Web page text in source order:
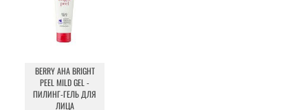
BERRY AHA BRIGHT
PEEL MILD GEL -
ПИЛИНГ-ГЕЛЬ ДЛЯ
ЛИЦА